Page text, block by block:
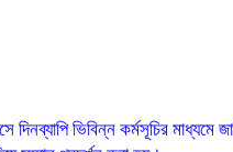
দিনব্যাপি ভিবিন্ন কর্মসূচির